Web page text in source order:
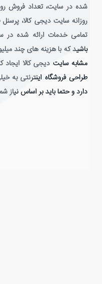
شده در سایت، تعداد فروش
روزانه سایت دیجی کالا،
تمامی خدمات ارائه شده در
باشید که با هزینه های چند
مشابه سایت دیجی کالا ایجاد
طراحی فروشگاه اینترنتی به
دارد و حتما باید بر اساس نیاز